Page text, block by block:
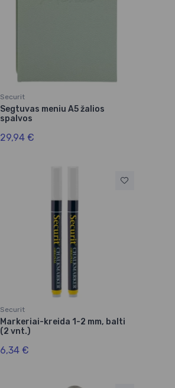
Securit
Segtuvas meniu A5 žalios
spalvos
29,94 €
Securit
Markeriai-kreida 1-2 mm, balti
(2 vnt.)
6,34 €